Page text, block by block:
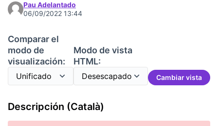
Pau Adelantado
06/09/2022 13:44
Comparar el
modo de
visualización:
Modo de vista
HTML:
Cambiar vista
Descripción (Català)